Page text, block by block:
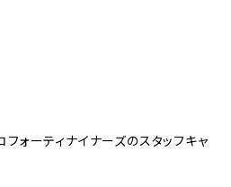
ォーティナイナーズのスタッフキャ